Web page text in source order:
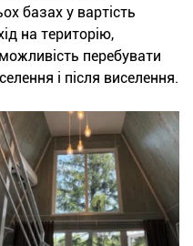
базах у вартість
на територію,
перебувати
і після виселення.